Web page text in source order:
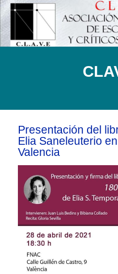
Presentación del
Elia Saneleuterio
Valencia